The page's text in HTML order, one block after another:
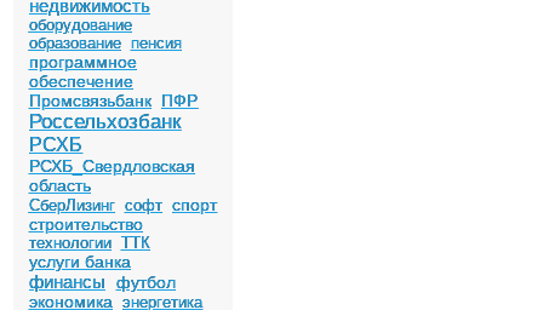
недвижимость
оборудование
образование пенсия
программное
обеспечение
Промсвязьбанк ПФР
Россельхозбанк
РСХБ
РСХБ_Свердловская
область
СберЛизинг софт спорт
строительство
технологии ТТК
услуги банка
финансы
футбол
экономика
энергетика